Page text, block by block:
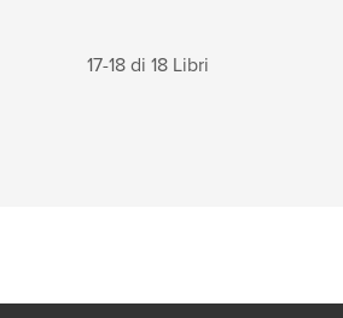
17-18 di 18 Libri